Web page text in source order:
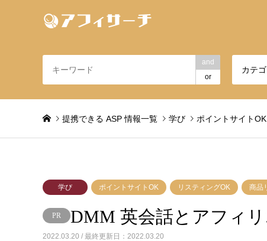
and
or
カテ
提携できる ASP 情報一覧 学び ポイントサイトOK
学び ポイントサイトOK リスティングOK 商品
DMM 英会話とアフィ
2022.03.20 / 最終更新日：2022.03.20